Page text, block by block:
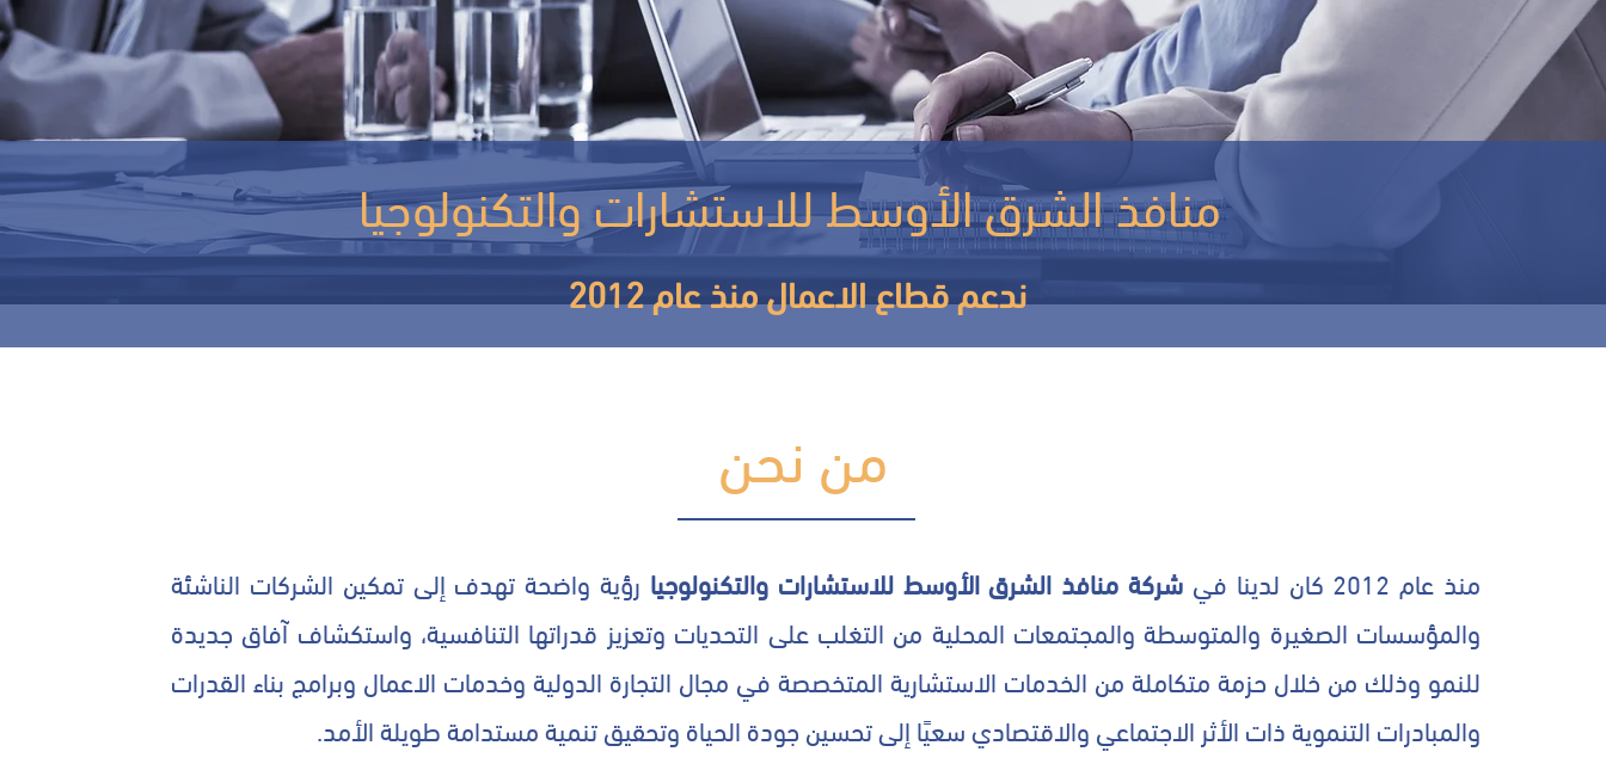
منافذ الشرق الأوسط للاستشارات والتكنولوجيا
ندعم قطاع الاعمال منذ عام 2012
من نحن
منذ عام 2012 كان لدينا في شركة منافذ الشرق الأوسط للاستشارات والتكنولوجيا رؤية واضحة تهدف إلى تمكين الشركات الناشئة
والمؤسسات الصغيرة والمتوسطة والمجتمعات المحلية من التغلب على التحديات وتعزيز قدراتها التنافسية، واستكشاف آفاق جديدة
للنمو وذلك من خلال حزمة متكاملة من الخدمات الاستشارية المتخصصة في مجال التجارة الدولية وخدمات الاعمال وبرامج بناء القدرات
والمبادرات التنموية ذات الأثر الاجتماعي والاقتصادي سعيًا إلى تحسين جودة الحياة وتحقيق تنمية مستدامة طويلة الأمد.